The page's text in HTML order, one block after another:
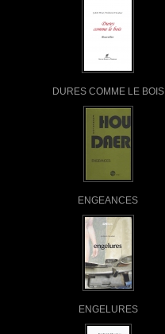
DURES COMME LE BOIS
ENGEANCES
ENGELURES